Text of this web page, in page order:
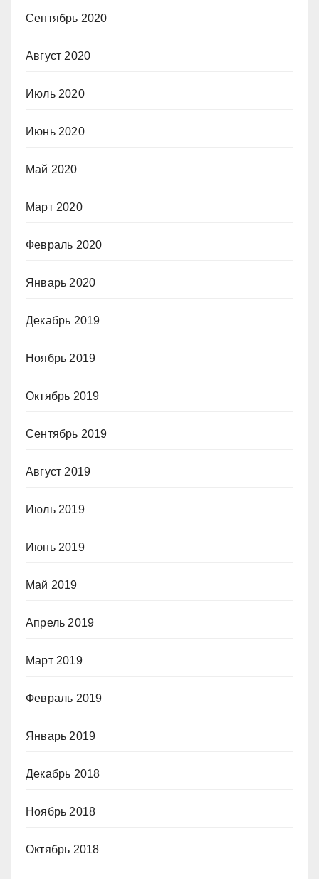
Сентябрь 2020
Август 2020
Июль 2020
Июнь 2020
Май 2020
Март 2020
Февраль 2020
Январь 2020
Декабрь 2019
Ноябрь 2019
Октябрь 2019
Сентябрь 2019
Август 2019
Июль 2019
Июнь 2019
Май 2019
Апрель 2019
Март 2019
Февраль 2019
Январь 2019
Декабрь 2018
Ноябрь 2018
Октябрь 2018